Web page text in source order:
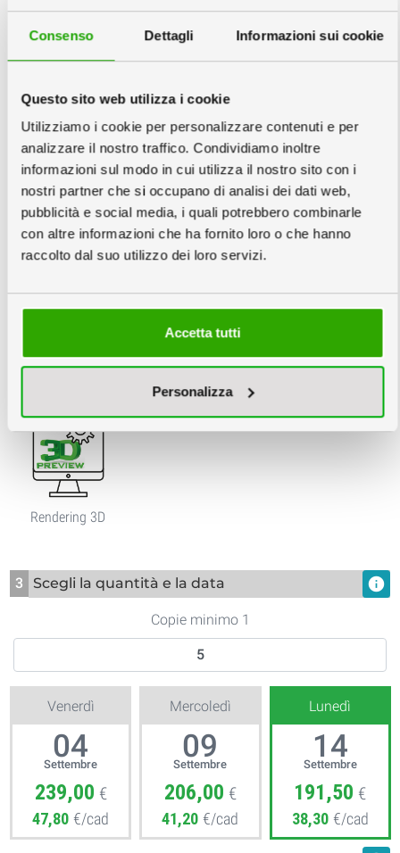
Consenso Dettagli Informazioni sui cookie
Questo sito web utilizza i cookie
Utilizziamo i cookie per personalizzare contenuti e per
analizzare il nostro traffico. Condividiamo inoltre
informazioni sul modo in cui utilizza il nostro sito con i
nostri partner che si occupano di analisi dei dati web,
pubblicità e social media, i quali potrebbero combinarle
con altre informazioni che ha fornito loro o che hanno
raccolto dal suo utilizzo dei loro servizi.
Accetta tutti
Personalizza
Inscatolati
singolarmente
Unico
Servizi Grafici
Nessuna Verifica Verifica File €6
Impostazione
Rendering 3D
3 Scegli la quantità e la data info
Copie minimo 1
Venerdì
04
Settembre
239,00 €
47,80 €/cad
Mercoledì
09
Settembre
206,00 €
41,20 €/cad
Lunedì
14
Settembre
191,50 €
38,30 €/cad